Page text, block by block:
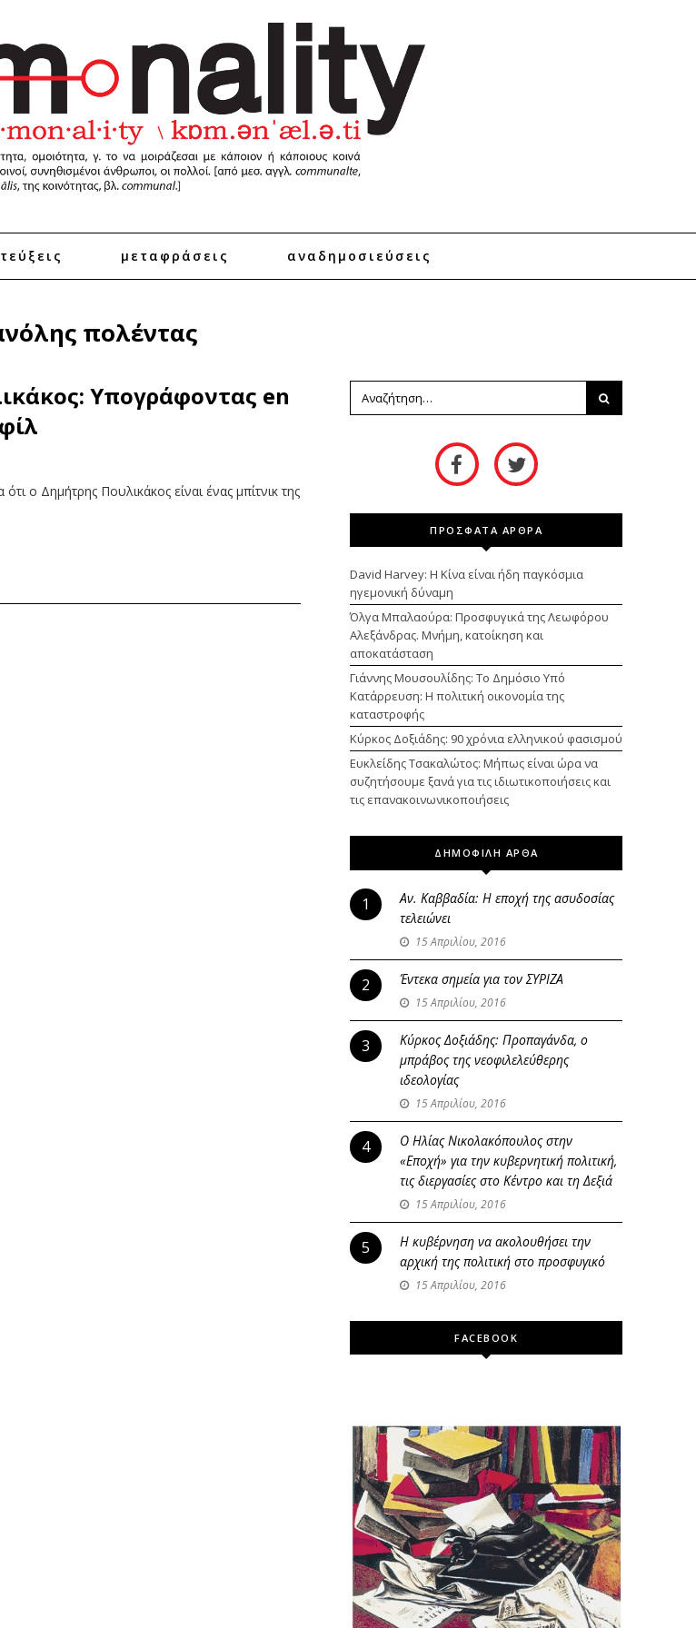
μεταφράσεις αναδημοσιεύσεις
πολέντας
Υπογράφοντας en
ο Δημήτρης Πουλικάκος είναι ένας μπίτνικ της
ΠΡΟΣΦΑΤΑ ΑΡΘΡΑ
David Harvey: Η Κίνα είναι ήδη παγκόσμια
ηγεμονική δύναμη
Όλγα Μπαλαούρα: Προσφυγικά της Λεωφόρου
Αλεξάνδρας. Μνήμη, κατοίκηση και
αποκατάσταση
Γιάννης Μουσουλίδης: Το Δημόσιο Υπό
Κατάρρευση: Η πολιτική οικονομία της
καταστροφής
Κύρκος Δοξιάδης: 90 χρόνια ελληνικού φασισμού
Ευκλείδης Τσακαλώτος: Μήπως είναι ώρα να
συζητήσουμε ξανά για τις ιδιωτικοποιήσεις και
τις επανακοινωνικοποιήσεις
ΔΗΜΟΦΙΛΗ ΑΡΘΑ
1
Αν. Καββαδία: Η εποχή της ασυδοσίας
τελειώνει
15 Απριλίου, 2016
2 Έντεκα σημεία για τον ΣΥΡΙΖΑ
15 Απριλίου, 2016
3
Κύρκος Δοξιάδης: Προπαγάνδα, ο
μπράβος της νεοφιλελεύθερης
ιδεολογίας
15 Απριλίου, 2016
4
Ο Ηλίας Νικολακόπουλος στην
«Εποχή» για την κυβερνητική πολιτική,
τις διεργασίες στο Κέντρο και τη Δεξιά
15 Απριλίου, 2016
5
Η κυβέρνηση να ακολουθήσει την
αρχική της πολιτική στο προσφυγικό
15 Απριλίου, 2016
FACEBOOK